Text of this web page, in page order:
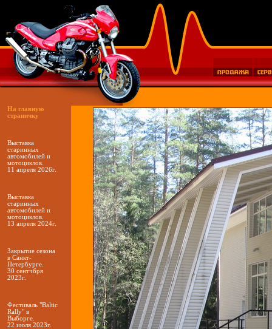
На главную
страничку
Выставка
старинных
автомобилей и
мотоциклов.
11 апреля 2026г.
Выставка
старинных
автомобилей и
мотоциклов.
13 апреля 2024г.
Закрытие сезона
в Санкт-
Петербурге.
30 сентчбря
2023г.
Фестиваль "Baltic
Rally" в
Выборге.
22 июля 2023г.